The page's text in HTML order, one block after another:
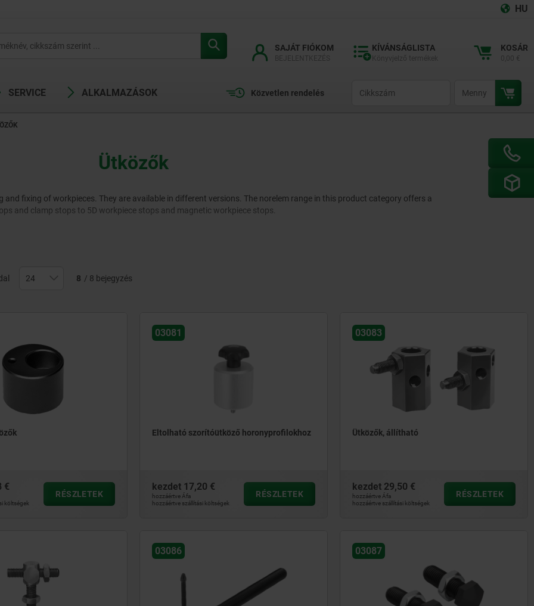
HU
SAJÁT FIÓKOM KÍVÁNSÁGLISTA KOSÁR
SERVICE ALKALMAZÁSOK Közvetlen rendelés
Ütközők
and fixing of workpieces. They are available in different versions. The norelem range in this product category offers a
and clamp stops to 5D workpiece stops and magnetic workpiece stops.
8 / 8 bejegyzés
€
költségek
RÉSZLETEK
03081
Eltolható szorítóütköző horonyprofilokhoz
kezdet 17,20 €
hozzáértve Áfa
hozzáértve szállítási költségek
RÉSZLETEK
03083
Ütközők, állítható
kezdet 29,50 €
hozzáértve Áfa
hozzáértve szállítási költségek
RÉSZLETEK
03086 03087